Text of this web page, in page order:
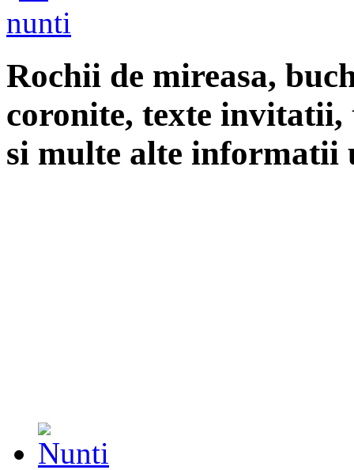
Rochii de mireasa,
coronite, texte
si multe alte informatii